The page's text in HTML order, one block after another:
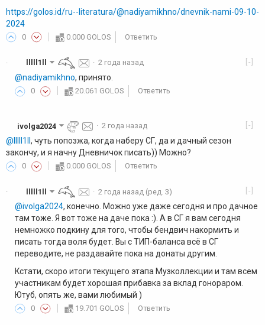
https://golos.id/ru--literatura/@nadiyamikhno/dnevnik-nami-09-10-
2024
0 0.000 GOLOS Ответить
· [-]
lllll1ll ·2 года назад
@nadiyamikhno, принято.
0 20.061 GOLOS Ответить
[-]
ivolga2024 ·2 года назад
@lllll1ll , чуть попозжа, когда наберу СГ, да и дачный сезон
закончу, и я начну Дневничок писать)) Можно?
0 0.000 GOLOS Ответить
· [-]
lllll1ll ·2 года назад (ред. 3)
@ivolga2024, конечно. Можно уже даже сегодня и про дачное
там тоже. Я вот тоже на даче пока :). А в СГ я вам сегодня
немножко подкину для того, чтобы бендвич накормить и
писать тогда воля будет. Вы с ТИП-баланса всё в СГ
переводите, не раздавайте пока на донаты другим.
Кстати, скоро итоги текущего этапа Музколлекции и там всем
участникам будет хорошая прибавка за вклад гонораром.
Ютуб, опять же, вами любимый )
0 19.701 GOLOS Ответить